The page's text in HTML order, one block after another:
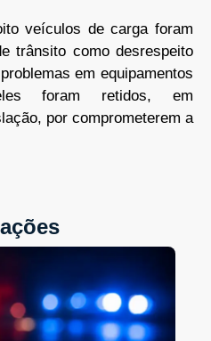
veículos de carga foram
trânsito como desrespeito
em equipamentos
foram retidos, em
por comprometerem a